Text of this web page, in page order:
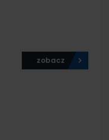
zobacz